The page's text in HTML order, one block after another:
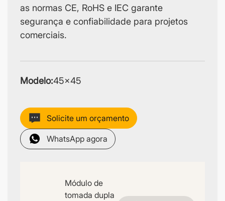
as normas CE, RoHS e IEC garante
segurança e confiabilidade para projetos
comerciais.
Modelo:45×45
Solicite um orçamento
WhatsApp agora
Módulo de
tomada dupla